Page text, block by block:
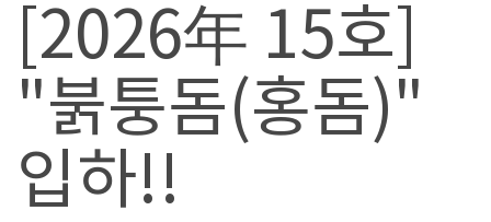
[2026年 15호]
"붉퉁돔(홍돔)"
입하!!